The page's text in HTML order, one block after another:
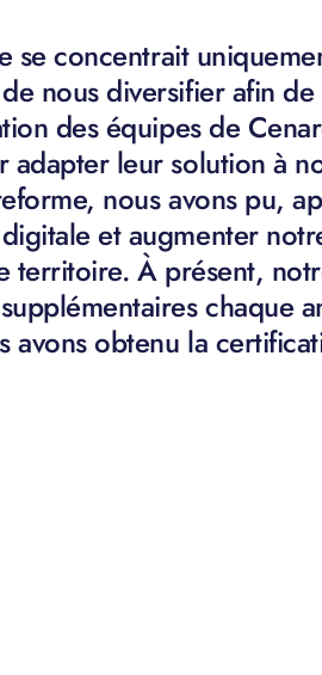
concentrait
nous diversifier afin
des équipes de
leur solution à
nous avons pu,
et augmenter
territoire. À présent,
chaque
avons obtenu la